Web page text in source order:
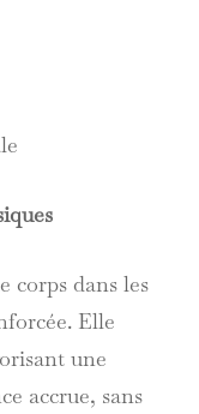
corps dans les
Elle
une
accrue, sans